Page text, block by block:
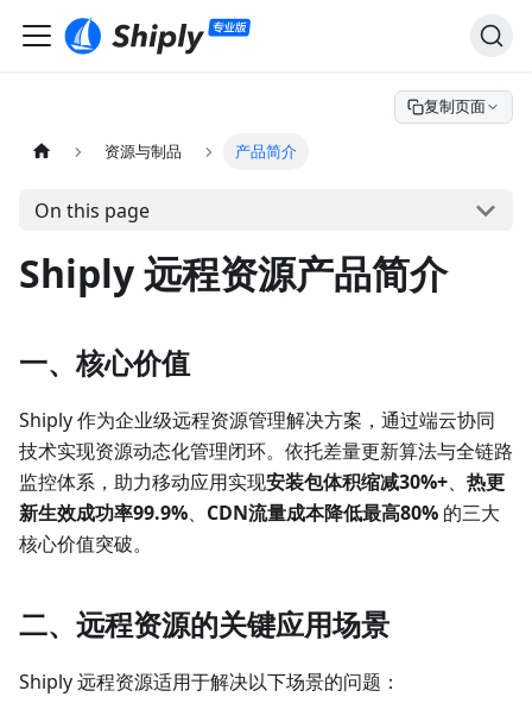
复制页面
资源与制品 产品简介
On this page
Shiply 远程资源产品简介
一、核心价值
Shiply 作为企业级远程资源管理解决方案，通过端云协同
技术实现资源动态化管理闭环。依托差量更新算法与全链路
监控体系，助力移动应用实现安装包体积缩减30%+、 热更
新生效成功率99.9%、 CDN流量成本降低最高80% 的三大
核心价值突破。
二、远程资源的关键应用场景
Shiply 远程资源适用于解决以下场景的问题：